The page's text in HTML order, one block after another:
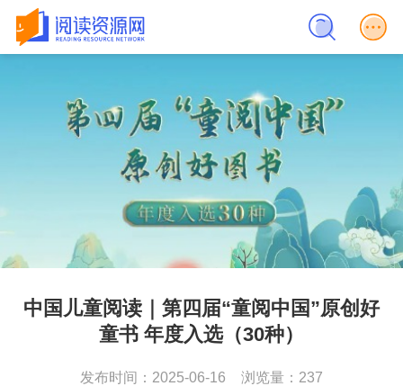
中国儿童阅读｜第四届“童阅中国”原创好
童书 年度入选（30种）
发布时间：2025-06-16 浏览量：237